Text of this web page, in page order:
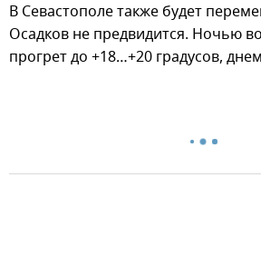
В Севастополе также будет
Осадков не предвидится. Ночью
прогрет до +18…+20 градусов,